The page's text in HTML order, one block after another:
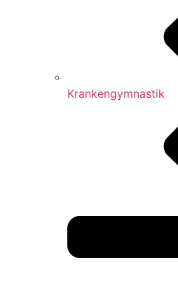
Krankengymnastik